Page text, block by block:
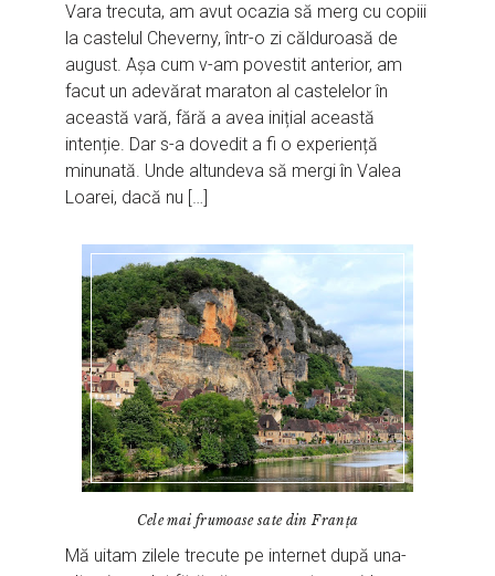
Vara trecuta, am avut ocazia să merg cu copiii
la castelul Cheverny, într-o zi călduroasă de
august. Așa cum v-am povestit anterior, am
facut un adevărat maraton al castelelor în
această vară, fără a avea inițial această
intenție. Dar s-a dovedit a fi o experiență
minunată. Unde altundeva să mergi în Valea
Loarei, dacă nu […]
Cele mai frumoase sate din Franța
Mă uitam zilele trecute pe internet după una-